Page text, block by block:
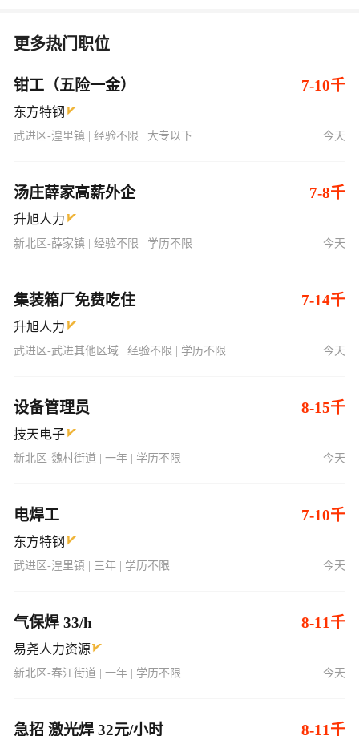
更多热门职位
钳工（五险一金） 7-10千
东方特钢
武进区-湟里镇 | 经验不限 | 大专以下 今天
汤庄薛家高薪外企 7-8千
升旭人力
新北区-薛家镇 | 经验不限 | 学历不限 今天
集装箱厂免费吃住 7-14千
升旭人力
武进区-武进其他区域 | 经验不限 | 学历不限 今天
设备管理员 8-15千
技天电子
新北区-魏村街道 | 一年 | 学历不限 今天
电焊工 7-10千
东方特钢
武进区-湟里镇 | 三年 | 学历不限 今天
气保焊 33/h 8-11千
易尧人力资源
新北区-春江街道 | 一年 | 学历不限 今天
急招 激光焊 32元/小时 8-11千